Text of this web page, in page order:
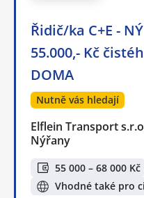
Řidič/ka C+E -
55.000,- Kč
DOMA
Nutně vás hledají
Elflein Transport
Nýřany
55 000 – 68 000 Kč
Vhodné také pro